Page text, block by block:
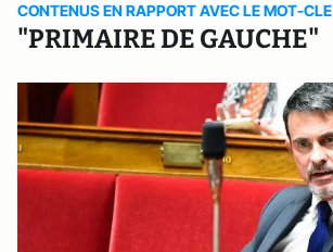
CONTENUS EN RAPPORT AVEC LE MOT-CLE
"PRIMAIRE DE GAUCHE"